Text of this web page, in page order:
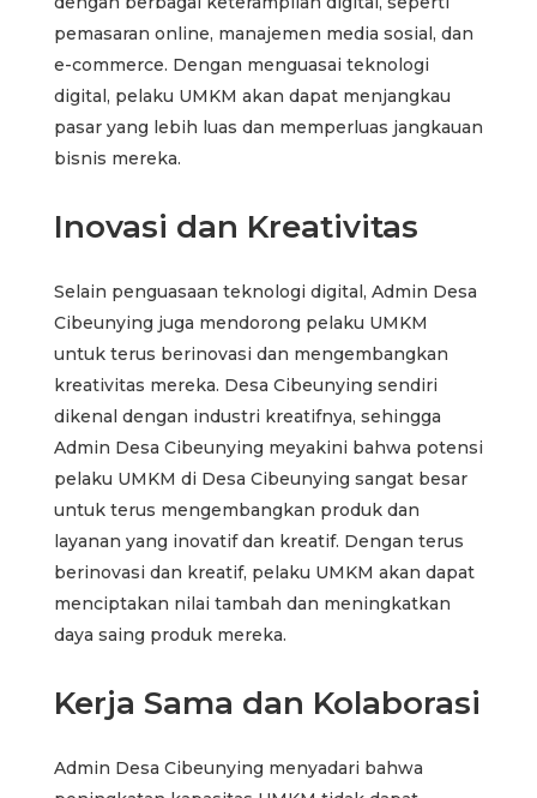
pemasaran online, manajemen media sosial, dan
e-commerce. Dengan menguasai teknologi
digital, pelaku UMKM akan dapat menjangkau
pasar yang lebih luas dan memperluas jangkauan
bisnis mereka.
Inovasi dan Kreativitas
Selain penguasaan teknologi digital, Admin Desa
Cibeunying juga mendorong pelaku UMKM
untuk terus berinovasi dan mengembangkan
kreativitas mereka. Desa Cibeunying sendiri
dikenal dengan industri kreatifnya, sehingga
Admin Desa Cibeunying meyakini bahwa potensi
pelaku UMKM di Desa Cibeunying sangat besar
untuk terus mengembangkan produk dan
layanan yang inovatif dan kreatif. Dengan terus
berinovasi dan kreatif, pelaku UMKM akan dapat
menciptakan nilai tambah dan meningkatkan
daya saing produk mereka.
Kerja Sama dan Kolaborasi
Admin Desa Cibeunying menyadari bahwa